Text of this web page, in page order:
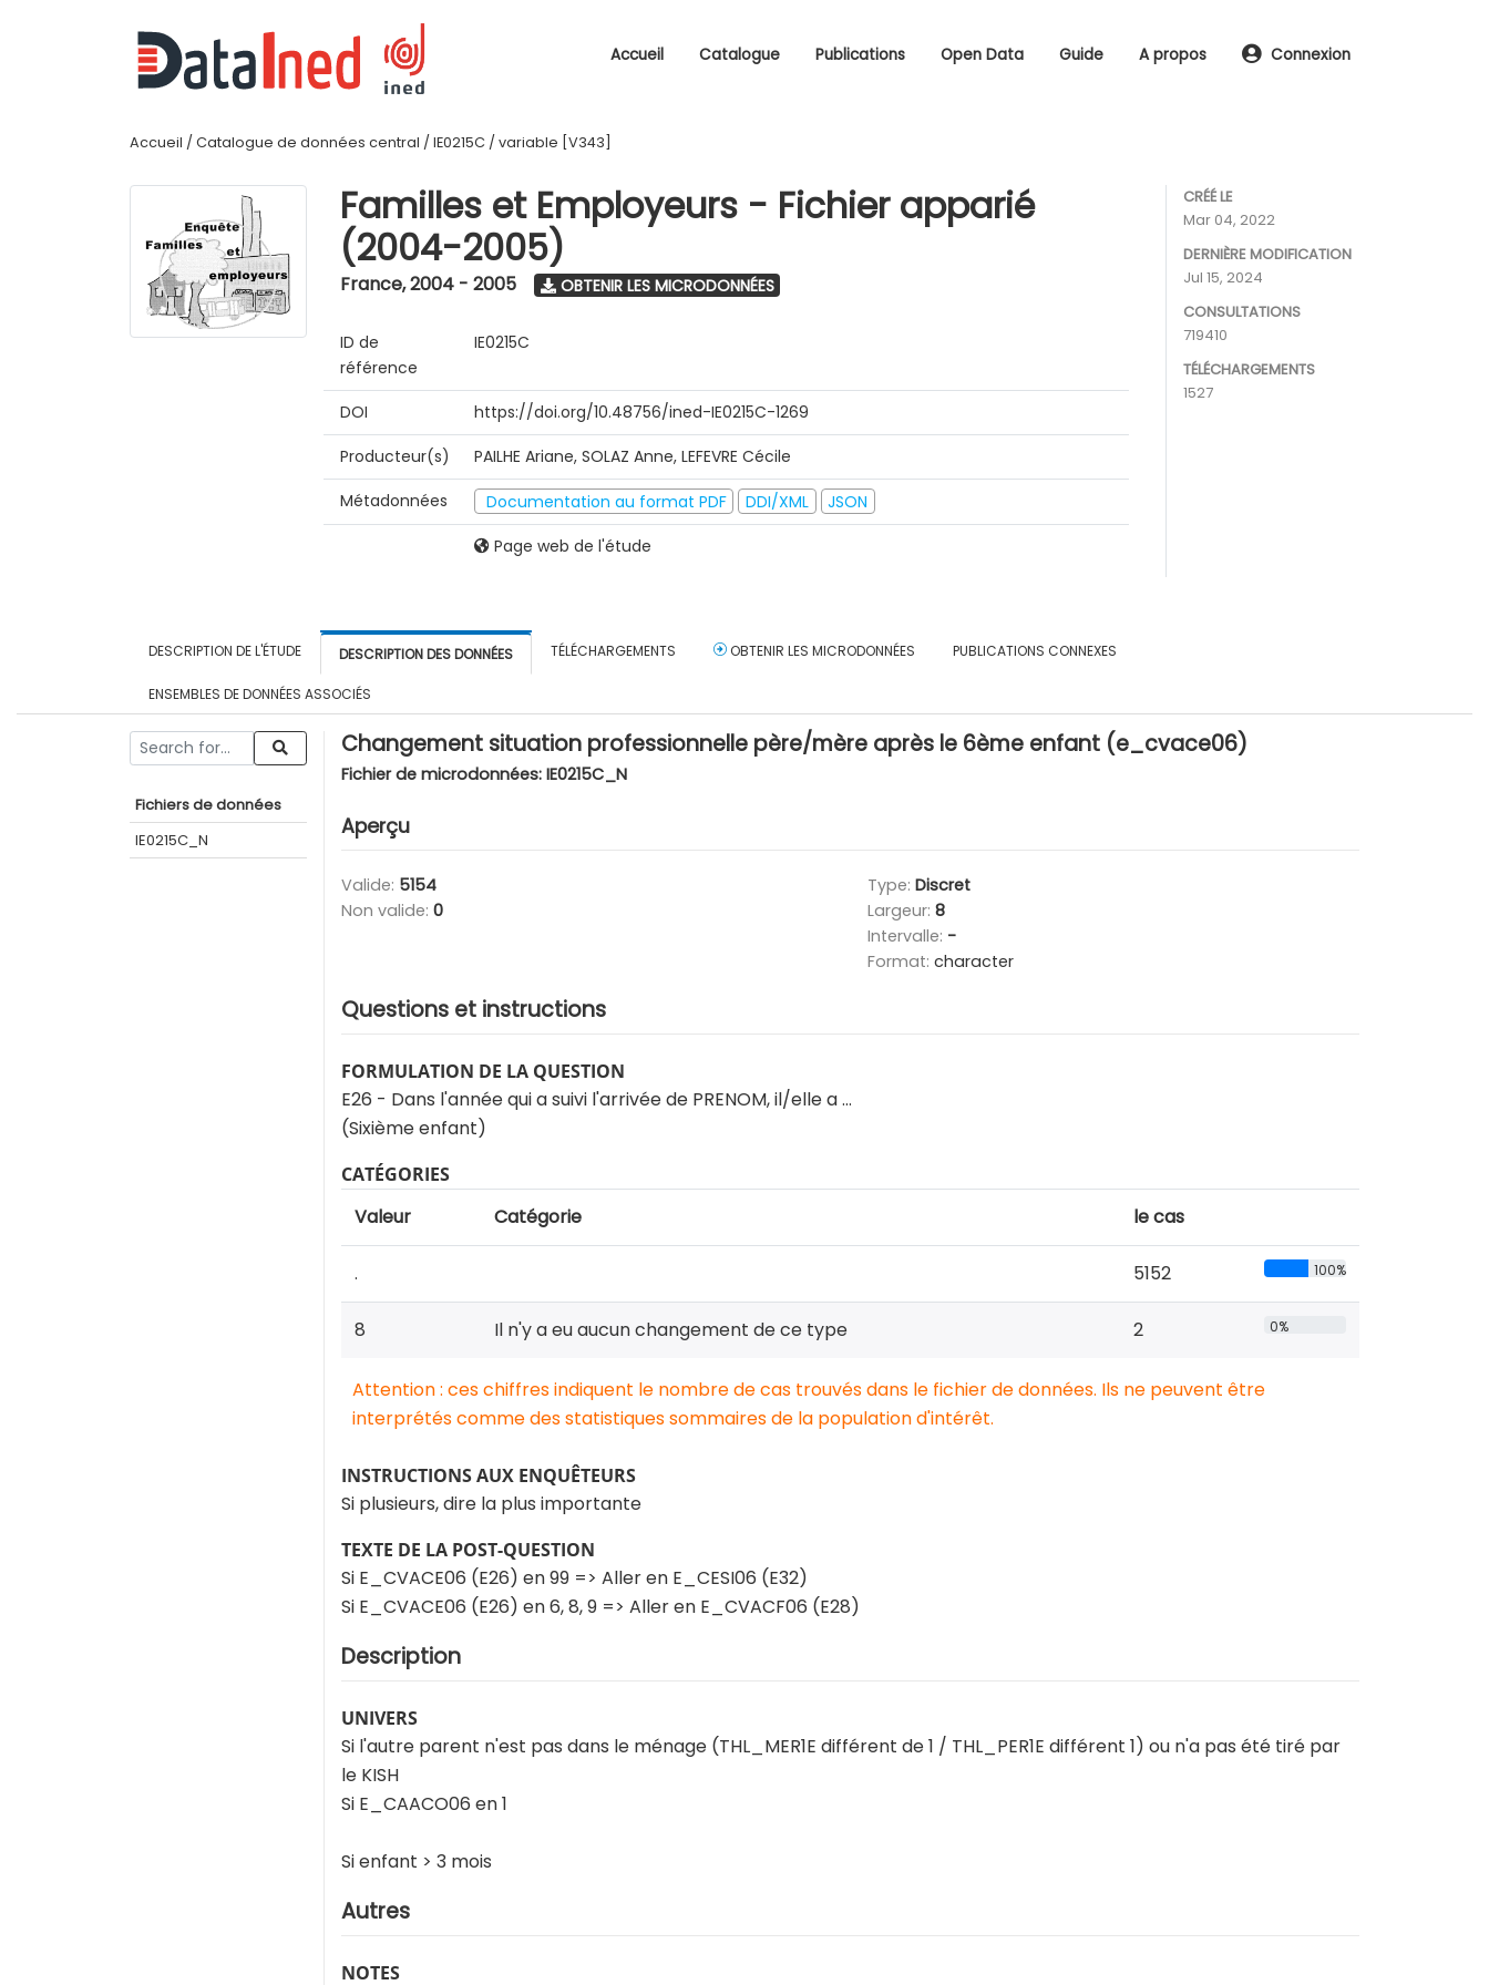
Accueil Catalogue Publications Open Data Guide A propos Connexion
Accueil / Catalogue de données central / IE0215C / variable [V343]
Familles et Employeurs - Fichier apparié
(2004-2005)
France,2004 - 2005 OBTENIR LES MICRODONNÉES
ID de
référence
IE0215C
DOI
https://doi.org/10.48756/ined-IE0215C-1269
Producteur(s)
PAILHE Ariane, SOLAZ Anne, LEFEVRE Cécile
Métadonnées
Documentation au format PDF DDI/XML
JSON
Page web de l'étude
CRÉÉ LE
Mar 04, 2022
DERNIÈRE MODIFICATION
Jul 15, 2024
CONSULTATIONS
719410
TÉLÉCHARGEMENTS
1527
DESCRIPTION DE L'ÉTUDE DESCRIPTION DES DONNÉES TÉLÉCHARGEMENTS OBTENIR LES MICRODONNÉES PUBLICATIONS CONNEXES
ENSEMBLES DE DONNÉES ASSOCIÉS
Fichiers de données
IE0215C_N
Changement situation professionnelle père/mère après le 6ème enfant (e_cvace06)
Fichier de microdonnées: IE0215C_N
Aperçu
Valide: 5154
Non valide: 0
Type: Discret
Largeur: 8
Intervalle: -
Format: character
Questions et instructions
FORMULATION DE LA QUESTION
E26 - Dans l'année qui a suivi l'arrivée de PRENOM, il/elle a …
(Sixième enfant)
CATÉGORIES
Valeur Catégorie le cas
. 5152 100%
8 Il n'y a eu aucun changement de ce type 2 0%
Attention : ces chiffres indiquent le nombre de cas trouvés dans le fichier de données. Ils ne peuvent être
interprétés comme des statistiques sommaires de la population d'intérêt.
INSTRUCTIONS AUX ENQUÊTEURS
Si plusieurs, dire la plus importante
TEXTE DE LA POST-QUESTION
Si E_CVACE06 (E26) en 99 => Aller en E_CESI06 (E32)
Si E_CVACE06 (E26) en 6, 8, 9 => Aller en E_CVACF06 (E28)
Description
UNIVERS
Si l'autre parent n'est pas dans le ménage (THL_MER1E différent de 1 / THL_PER1E différent 1) ou n'a pas été tiré par
le KISH
Si E_CAACO06 en 1
Si enfant > 3 mois
Autres
NOTES